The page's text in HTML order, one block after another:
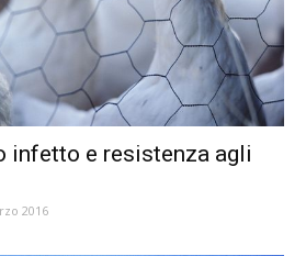
infetto e resistenza agli
2016